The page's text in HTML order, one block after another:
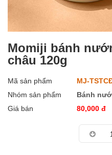
Momiji bánh
châu 120g
Mã sản phẩm
MJ-
Nhóm sản phẩm
Bánh
Giá bán
80,000 đ